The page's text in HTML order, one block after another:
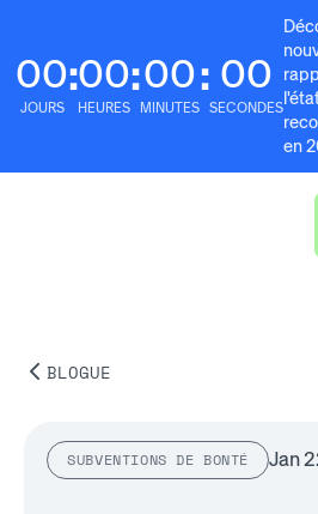
00
JOURS
:00
HEURES
:00
MINUTES
: 00
SECONDES
en
BLOGUE
SUBVENTIONS DE BONTÉ Jan